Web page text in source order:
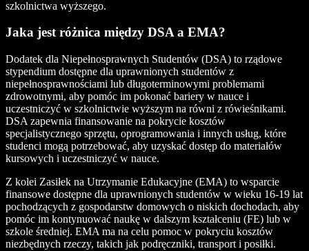
szkolnictwa wyższego.
Jaka jest różnica między DSA a EMA?
Dodatek dla Niepełnosprawnych Studentów (DSA) to rządowe
stypendium dostępne dla uprawnionych studentów z
niepełnosprawnościami lub długoterminowymi problemami
zdrowotnymi, aby pomóc im pokonać bariery w nauce i
uczestniczyć w szkolnictwie wyższym na równi z rówieśnikami.
DSA zapewnia finansowanie na pokrycie kosztów
specjalistycznego sprzętu, oprogramowania i innych usług, które
studenci mogą potrzebować, aby uzyskać dostęp do materiałów
kursowych i uczestniczyć w nauce.
Z kolei Zasiłek na Utrzymanie Edukacyjne (EMA) to wsparcie
finansowe dostępne dla uprawnionych studentów w wieku 16-19 lat
pochodzących z gospodarstw domowych o niskich dochodach, aby
pomóc im kontynuować naukę w dalszym kształceniu (FE) lub w
szkole średniej. EMA ma na celu pomoc w pokryciu kosztów
niezbędnych rzeczy, takich jak podręczniki, transport i posiłki.